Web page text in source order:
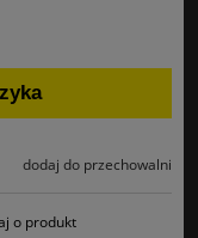
dodaj do przechowalni
o produkt